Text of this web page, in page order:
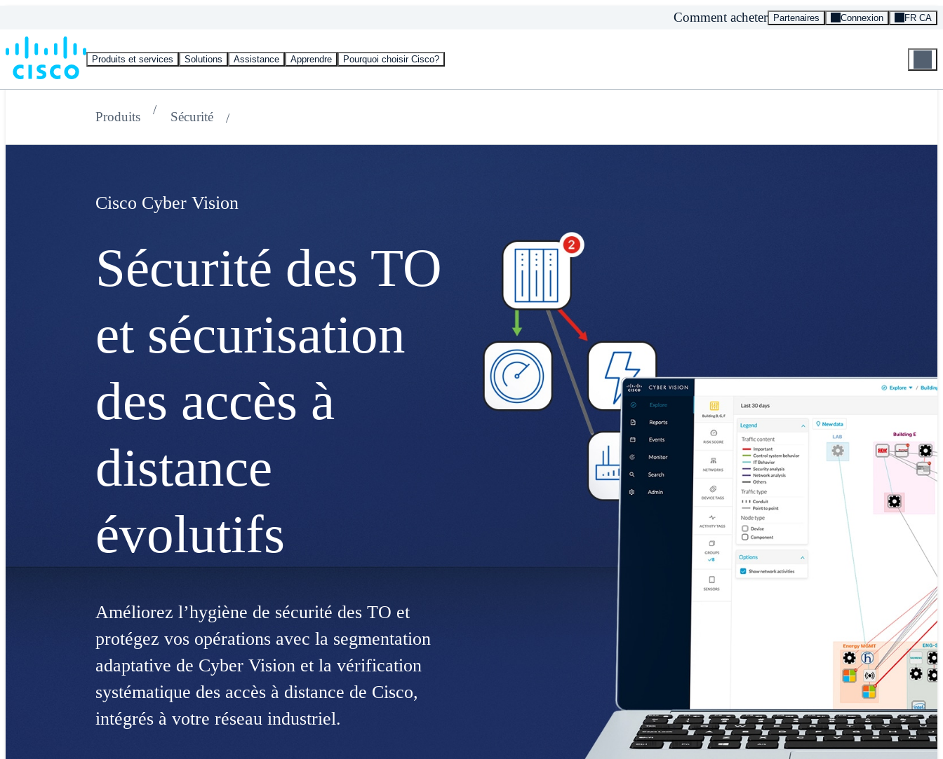
Produits et services Solutions Assistance Apprendre Pourquoi choisir Cisco?
Comment acheter Partenaires Connexion FR CA
Produits Sécurité
Cisco Cyber Vision
Sécurité des TO
et sécurisation
des accès à
distance
évolutifs
Améliorez l’hygiène de sécurité des TO et
protégez vos opérations avec la segmentation
adaptative de Cyber Vision et la vérification
systématique des accès à distance de Cisco,
intégrés à votre réseau industriel.